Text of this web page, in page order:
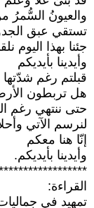
والعيونُ السُّمرُ
تستقي عبق
جئنا بهذا اليوم
وأيدينا بأيديكم
قبلتم رغم شدّتها
هل تربطون
حتى ننتهي رغم
لنرسم الآتي
إنّا هنا معكم
وأيدينا بأيديكم.
القراءة:
تمهيد في